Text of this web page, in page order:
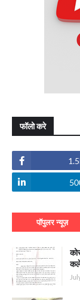
फॉलो करे
पॉपुलर न्यूज़